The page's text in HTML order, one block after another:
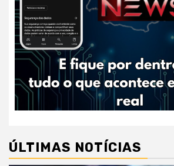
ÚLTIMAS NOTÍCIAS